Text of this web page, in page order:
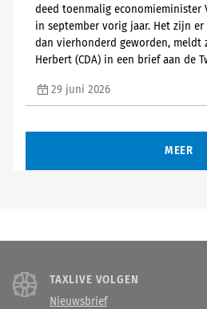
deed toenmalig economieminister
in september vorig jaar. Het zijn
dan vierhonderd geworden, meldt
Herbert (CDA) in een brief aan de
29 juni 2026
MEER
TAXLIVE VOLGEN
Nieuwsbrief